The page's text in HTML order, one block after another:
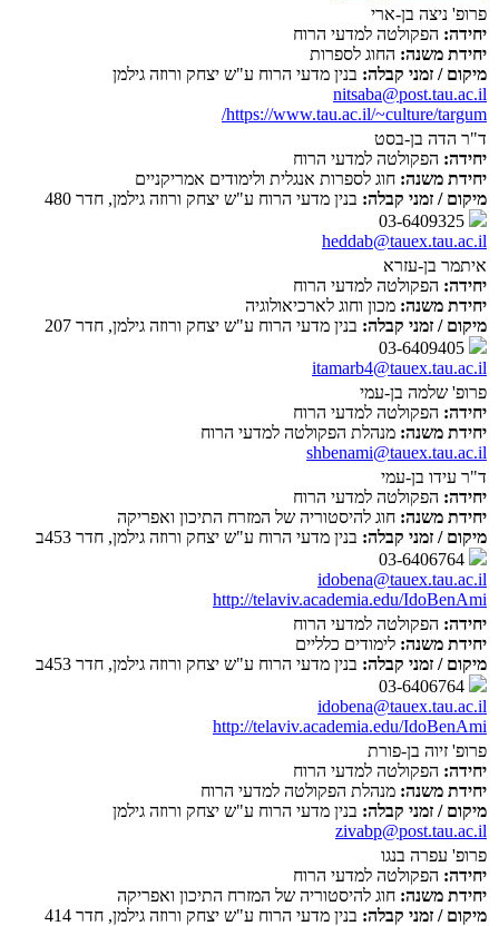
פרופ' ניצה בן-ארי
יחידה: הפקולטה למדעי הרוח
יחידת משנה: החוג לספרות
מיקום / זמני קבלה: בנין מדעי הרוח ע"ש יצחק ורוזה גילמן
nitsaba@post.tau.ac.il
https://www.tau.ac.il/~culture/targum/
ד"ר הדה בן-בסט
יחידה: הפקולטה למדעי הרוח
יחידת משנה: חוג לספרות אנגלית ולימודים אמריקניים
מיקום / זמני קבלה: בנין מדעי הרוח ע"ש יצחק ורוזה גילמן, חדר 480
heddab@tauex.tau.ac.il
איתמר בן-עזרא
יחידה: הפקולטה למדעי הרוח
יחידת משנה: מכון וחוג לארכיאולוגיה
מיקום / זמני קבלה: בנין מדעי הרוח ע"ש יצחק ורוזה גילמן, חדר 207
itamarb4@tauex.tau.ac.il
פרופ' שלמה בן-עמי
יחידה: הפקולטה למדעי הרוח
יחידת משנה: מנהלת הפקולטה למדעי הרוח
shbenami@tauex.tau.ac.il
ד"ר עידו בן-עמי
יחידה: הפקולטה למדעי הרוח
יחידת משנה: חוג להיסטוריה של המזרח התיכון ואפריקה
מיקום / זמני קבלה: בנין מדעי הרוח ע"ש יצחק ורוזה גילמן, חדר 453ב
idobena@tauex.tau.ac.il
http://telaviv.academia.edu/IdoBenAmi
יחידה: הפקולטה למדעי הרוח
יחידת משנה: לימודים כלליים
מיקום / זמני קבלה: בנין מדעי הרוח ע"ש יצחק ורוזה גילמן, חדר 453ב
idobena@tauex.tau.ac.il
http://telaviv.academia.edu/IdoBenAmi
פרופ' זיוה בן-פורת
יחידה: הפקולטה למדעי הרוח
יחידת משנה: מנהלת הפקולטה למדעי הרוח
מיקום / זמני קבלה: בנין מדעי הרוח ע"ש יצחק ורוזה גילמן
zivabp@post.tau.ac.il
פרופ' עפרה בנגו
יחידה: הפקולטה למדעי הרוח
יחידת משנה: חוג להיסטוריה של המזרח התיכון ואפריקה
מיקום / זמני קבלה: בנין מדעי הרוח ע"ש יצחק ורוזה גילמן, חדר 414